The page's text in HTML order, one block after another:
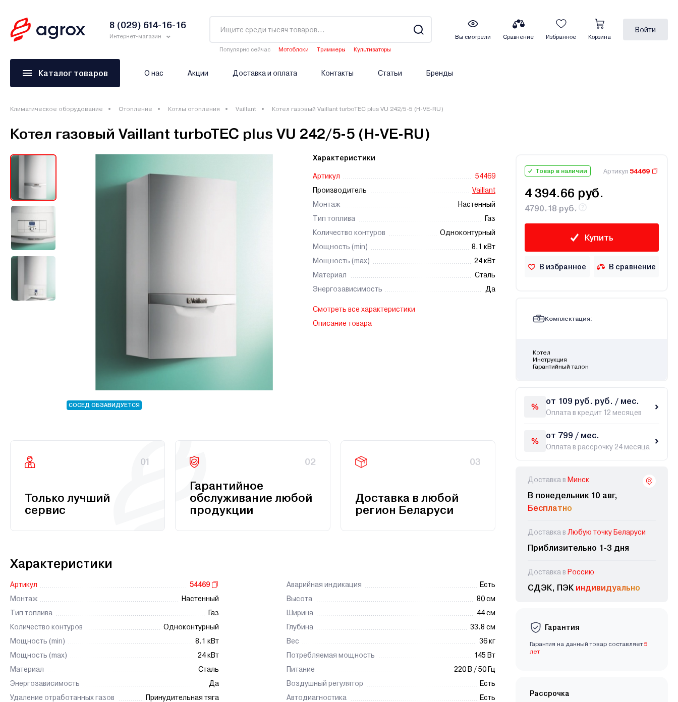
8 (029) 614-16-16
Интернет-магазин
Популярно сейчас Мотоблоки Триммеры
Культиваторы
Вы смотрели Сравнение Избранное Корзина
Войти
Каталог товаров О нас Акции Доставка и оплата Контакты Статьи Бренды
Климатическое оборудование Отопление Котлы отопления Vaillant Котел газовый Vaillant turboTEC plus VU 242/5-5 (H-VE-RU)
Котел газовый Vaillant turboTEC plus VU 242/5-5 (H-VE-RU)
СОСЕД ОБЗАВИДУЕТСЯ
Характеристики
Артикул
54469
Производитель
Vaillant
Монтаж
Настенный
Тип топлива
Газ
Количество контуров
Одноконтурный
Мощность (min)
8.1 кВт
Мощность (max)
24 кВт
Материал
Сталь
Энергозависимость
Да
Смотреть все характеристики
Описание товара
01
Только лучший
сервис
02
Гарантийное
обслуживание любой
продукции
03
Доставка в любой
регион Беларуси
Характеристики
Артикул
54469
Монтаж
Настенный
Тип топлива
Газ
Количество контуров
Одноконтурный
Мощность (min)
8.1 кВт
Мощность (max)
24 кВт
Материал
Сталь
Энергозависимость
Да
Удаление отработанных газов
Принудительная тяга
Аварийная индикация
Есть
Высота
80 см
Ширина
44 см
Глубина
33.8 см
Вес
36 кг
Потребляемая мощность
145 Вт
Питание
220 В / 50 Гц
Воздушный регулятор
Есть
Автодиагностика
Есть
Товар в наличии Артикул 54469
4 394.66 руб.
4790.18 руб.
Купить
В избранное В сравнение
Комплектация:
Котел
Инструкция
Гарантийный талон
от 109 руб. руб. / мес.
Оплата в кредит 12 месяцев
от 799 / мес.
Оплата в рассрочку 24 месяца
Доставка в Минск
В понедельник 10 авг,
Бесплатно
Доставка в Любую точку Беларуси
Приблизительно 1-3 дня
Доставка в Россию
СДЭК, ПЭК индивидуально
Гарантия
Гарантия на данный товар составляет 5
лет
Рассрочка